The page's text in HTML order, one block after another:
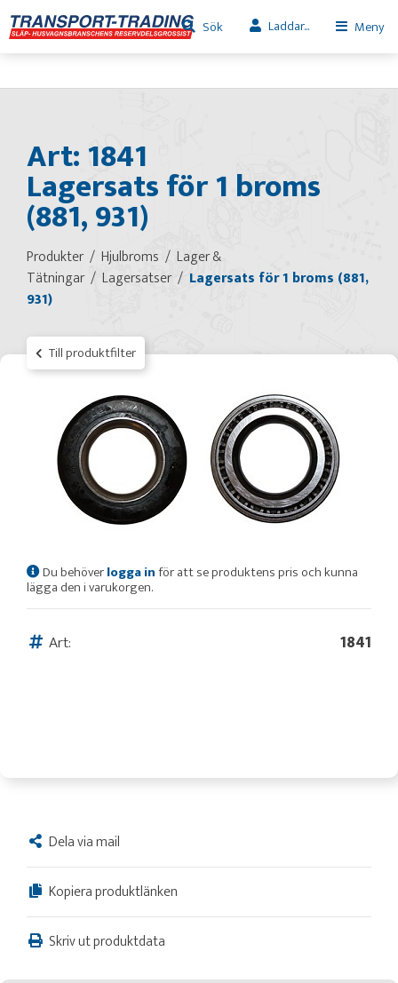
Sök Laddar... Meny
Art: 1841
Lagersats för 1 broms
(881, 931)
Produkter Hjulbroms
Lager &
Tätningar
Lagersatser
Lagersats för 1 broms (881,
931)
Till produktfilter
Du behöverlogga inför att se produktens pris och kunna
lägga den i varukorgen.
Art: 1841
Dela via mail
Kopiera produktlänken
Skriv ut produktdata